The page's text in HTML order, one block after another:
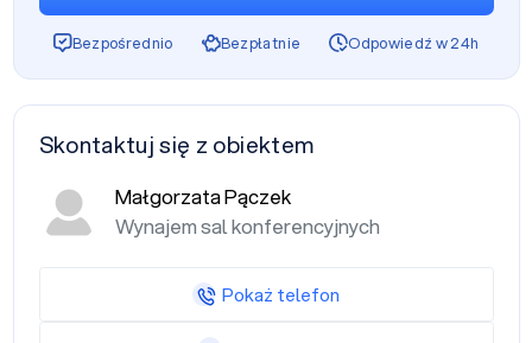
Bezpośrednio Bezpłatnie Odpowiedź w 24h
Skontaktuj się z obiektem
Małgorzata Pączek
Wynajem sal konferencyjnych
Pokaż telefon